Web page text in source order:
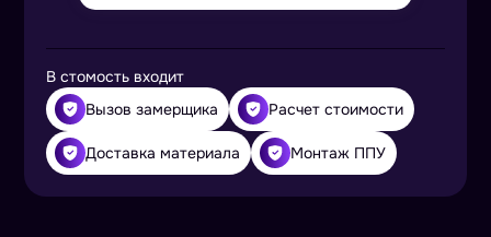
В стомость входит
Вызов замерщика
Расчет стоимости
Доставка материала Монтаж ППУ